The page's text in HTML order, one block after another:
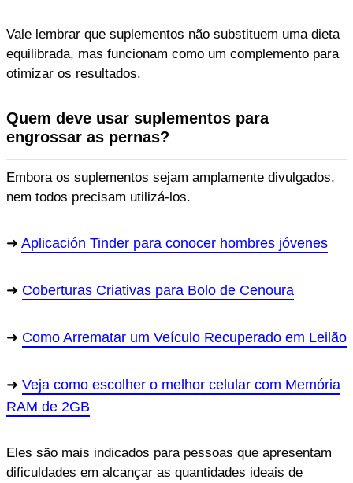
Vale lembrar que suplementos não substituem uma dieta
equilibrada, mas funcionam como um complemento para
otimizar os resultados.
Quem deve usar suplementos para
engrossar as pernas?
Embora os suplementos sejam amplamente divulgados,
nem todos precisam utilizá-los.
Aplicación Tinder para conocer hombres jóvenes
Coberturas Criativas para Bolo de Cenoura
Como Arrematar um Veículo Recuperado em Leilão
Veja como escolher o melhor celular com Memória
RAM de 2GB
Eles são mais indicados para pessoas que apresentam
dificuldades em alcançar as quantidades ideais de